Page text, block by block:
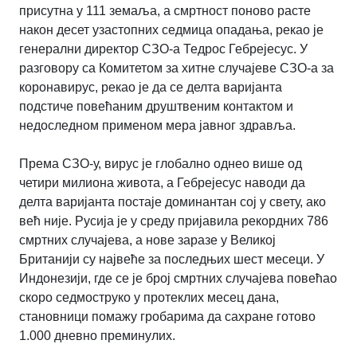
присутна у 111 земаља, а смртност поново расте
након десет узастопних седмица опадања, рекао је
генерални директор СЗО-а Тедрос Гебрејесус. У
разговору са Комитетом за хитне случајеве СЗО-а за
коронавирус, рекао је да се делта варијанта
подстиче повећаним друштвеним контактом и
недоследном применом мера јавног здравља.
Према СЗО-у, вирус је глобално однео више од
четири милиона живота, а Гебрејесус наводи да
делта варијанта постаје доминантан сој у свету, ако
већ није. Русија је у среду пријавила рекордних 786
смртних случајева, а нове заразе у Великој
Британији су највеће за последњих шест месеци. У
Индонезији, где се је број смртних случајева повећао
скоро седмоструко у протеклих месец дана,
становници помажу гробарима да сахране готово
1.000 дневно преминулих.